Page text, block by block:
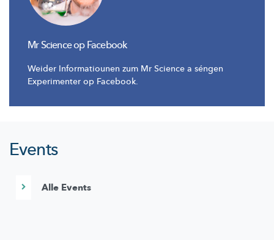
Mr Science op Facebook
Weider Informatiounen zum Mr Science a séngen
Experimenter op Facebook.
Events
Alle Events